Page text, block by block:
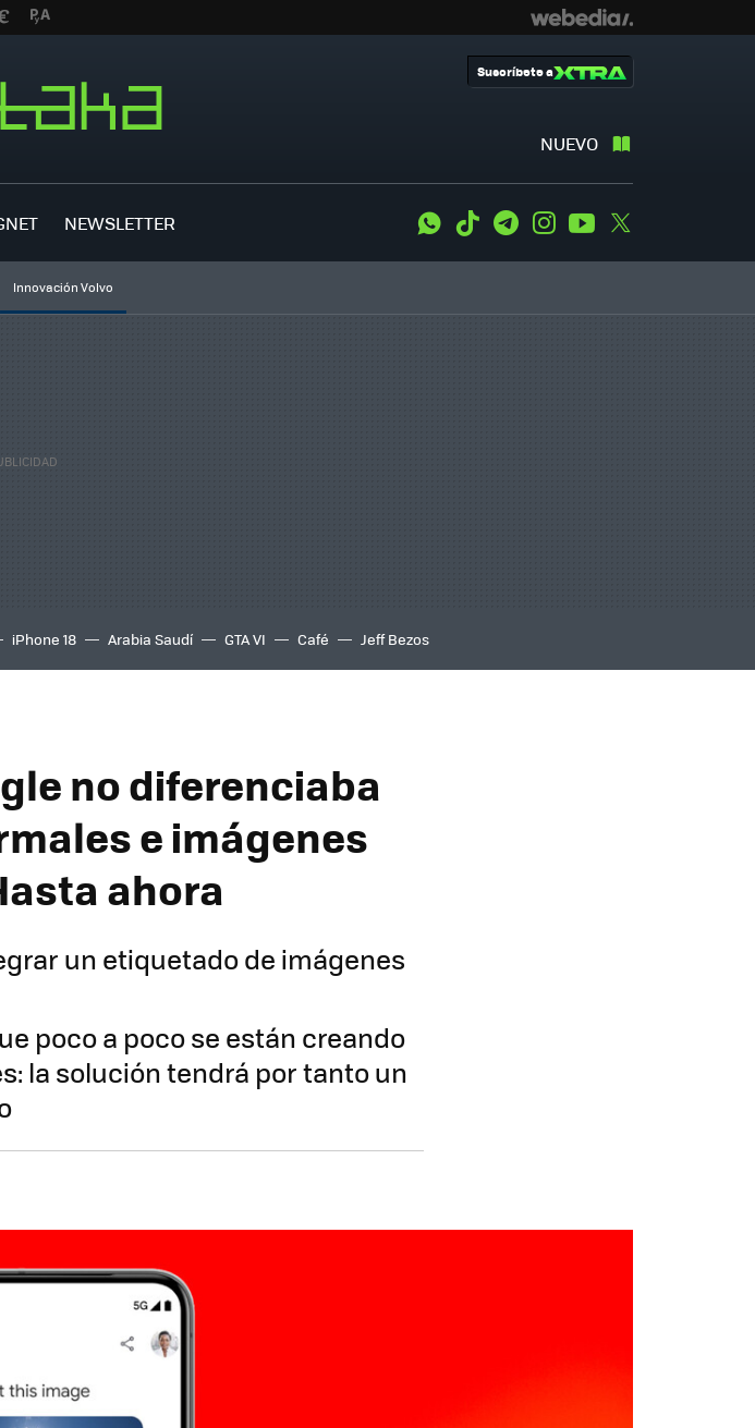
NUEVO
Suscríbete a
NEWSLETTER WhatsApp
Tiktok TelegramInstagramYoutube
Innovación Volvo
iPhone 18 Arabia Saudí GTA VI Café Jeff Bezos
no diferenciaba
e imágenes
ahora
un etiquetado de imágenes
poco a poco se están creando
la solución tendrá por tanto un